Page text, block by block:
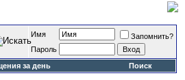
Имя
Запомнить?
Пароль
за день Поиск